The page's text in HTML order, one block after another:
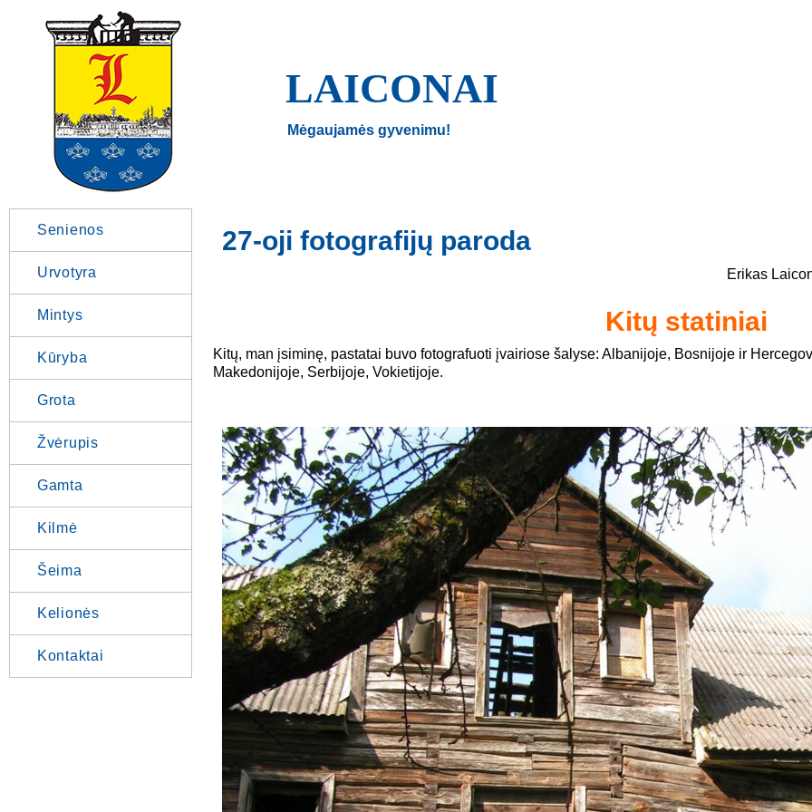
LAICONAI
Mėgaujamės gyvenimu!
Senienos
Urvotyra
Mintys
Kūryba
Grota
Žvėrupis
Gamta
Kilmė
Šeima
Kelionės
Kontaktai
27-oji fotografijų paroda
Erikas
Kitų statiniai
Kitų, man įsiminę, pastatai buvo fotografuoti įvairiose šalyse: Albanijoje, Bosnijoje ir
Makedonijoje, Serbijoje, Vokietijoje.